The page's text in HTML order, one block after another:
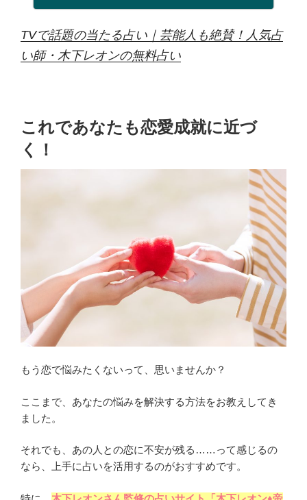
TVで話題の当たる占い｜芸能人も絶賛！人気占
い師・木下レオンの無料占い
これであなたも恋愛成就に近づ
く！
もう恋で悩みたくないって、思いませんか？
ここまで、あなたの悩みを解決する方法をお教えしてき
ました。
それでも、あの人との恋に不安が残る……って感じるの
なら、上手に占いを活用するのがおすすめです。